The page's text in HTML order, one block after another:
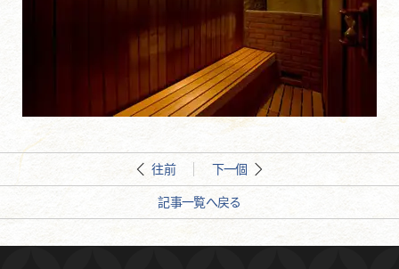
往前 下一個
記事一覧へ戻る